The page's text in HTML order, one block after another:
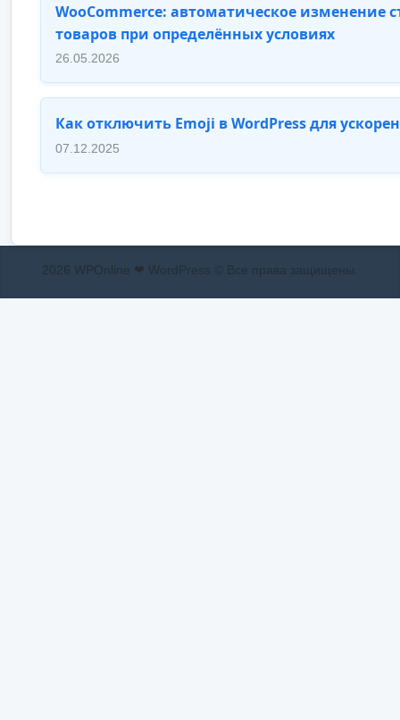
WooCommerce: автоматическое изменение
товаров при определённых условиях
26.05.2026
Как отключить Emoji в WordPress для
07.12.2025
2026 WPOnline ❤ WordPress © Все права защищены.